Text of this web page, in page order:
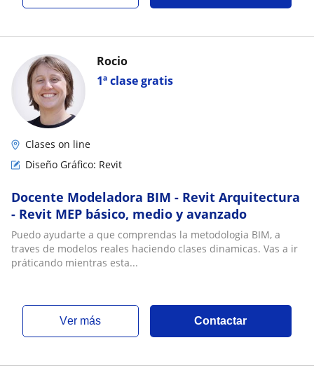
1ª clase gratis
Rocio
Clases on line
Diseño Gráfico: Revit
Docente Modeladora BIM - Revit Arquitectura
- Revit MEP básico, medio y avanzado
Puedo ayudarte a que comprendas la metodologia BIM, a
traves de modelos reales haciendo clases dinamicas. Vas a ir
práticando mientras esta...
ver más Contactar